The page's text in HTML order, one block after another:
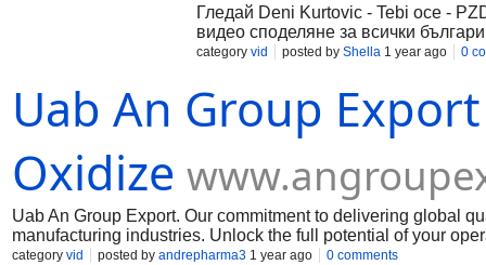
Гледай Deni Kurtovic - Tebi oce -
видео споделяне за всички
category vid posted by Shella 1 year ago 0
Uab An Group
Oxidize
Uab An Group Export. Our commitment to delivering global
manufacturing industries. Unlock the full potential of your
Muelear Oxidize
category vid posted by andrepharma3 1 year ago 0 comments